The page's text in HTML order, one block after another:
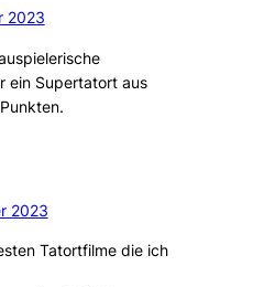
2023
ein Supertatort aus
2023
Tatortfilme die ich